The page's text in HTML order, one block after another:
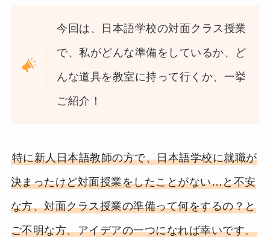
今回は、日本語学校の対面クラス授業
で、私がどんな準備をしているか、ど
んな道具を教室に持って行くか、一挙
ご紹介！
特に新人日本語教師の方で、日本語学校に就職が
決まったけど対面授業をしたことがない…と不安
な方、対面クラス授業の準備って何をするの？と
ご不明な方、アイデアの一つになれば幸いです。